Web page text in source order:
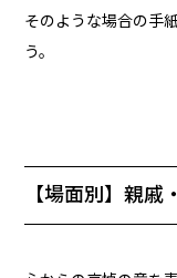
そのような場合の手
う。
【場面別】親